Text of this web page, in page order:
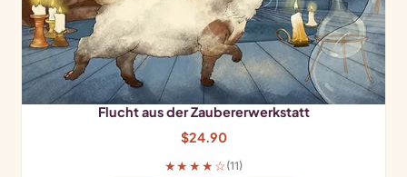
Flucht aus der Zaubererwerkstatt
$24.90
★★★★☆ (11)